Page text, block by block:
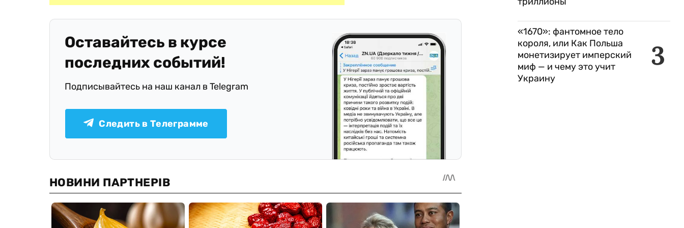
Оставайтесь в курсе
последних событий!
Подписывайтесь на наш канал в Telegram
Следить в Телеграмме
3
«1670»: фантомное тело
короля, или Как Польша
монетизирует имперский
миф — и чему это учит
Украину